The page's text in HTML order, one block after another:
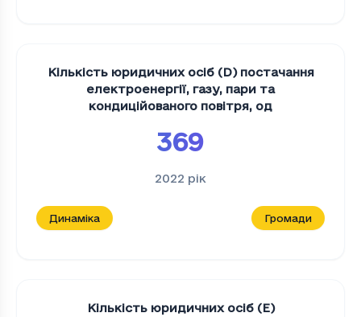
Кількість юридичних осіб (D) постачання
електроенергії, газу, пари та
кондиційованого повітря, од
369
2022 рік
Динаміка Громади
Кількість юридичних осіб (E)